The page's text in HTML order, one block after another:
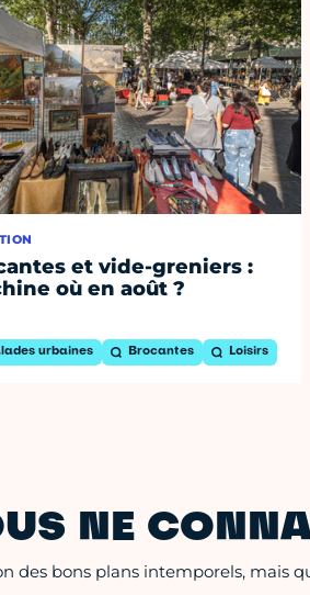
et vide-greniers :
où en août ?
urbaines Brocantes Loisirs
NE
des bons plans intemporels, mais